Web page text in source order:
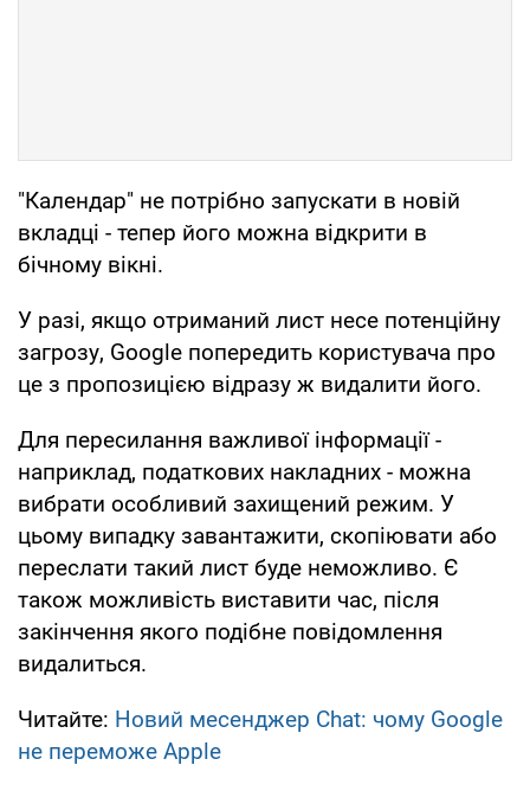
"Календар" не потрібно запускати в новій
вкладці - тепер його можна відкрити в
бічному вікні.
У разі, якщо отриманий лист несе потенційну
загрозу, Google попередить користувача про
це з пропозицією відразу ж видалити його.
Для пересилання важливої ​​інформації -
наприклад, податкових накладних - можна
вибрати особливий захищений режим. У
цьому випадку завантажити, скопіювати або
переслати такий лист буде неможливо. Є
також можливість виставити час, після
закінчення якого подібне повідомлення
видалиться.
Читайте: Новий месенджер Chat: чому Google
не переможе Apple